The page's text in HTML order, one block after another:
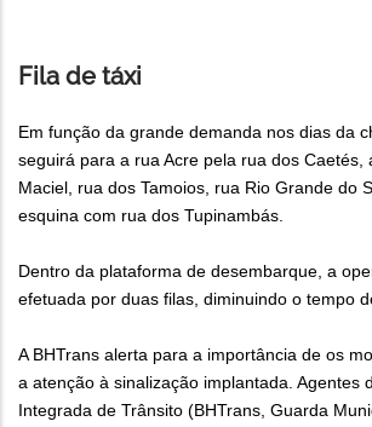
Fila de táxi
Em função da grande demanda nos dias da
seguirá para a rua Acre pela rua dos Caetés,
Maciel, rua dos Tamoios, rua Rio Grande do
esquina com rua dos Tupinambás.
Dentro da plataforma de desembarque, a
efetuada por duas filas, diminuindo o tempo
A BHTrans alerta para a importância de os
a atenção à sinalização implantada. Agentes
Integrada de Trânsito (BHTrans, Guarda